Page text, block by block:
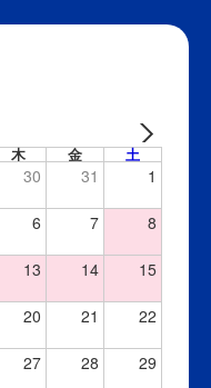
木 金 土
30 31 1
6 7 8
13 14 15
20 21 22
27 28 29